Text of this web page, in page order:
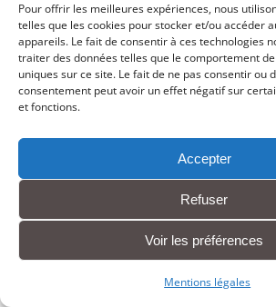
Pour offrir les meilleures expériences, nous
telles que les cookies pour stocker et/ou accéder
appareils. Le fait de consentir à ces technologies
traiter des données telles que le comportement
uniques sur ce site. Le fait de ne pas consentir ou
consentement peut avoir un effet négatif sur
et fonctions.
Accepter
Refuser
Voir les préférences
Mentions légales
Mentions légales